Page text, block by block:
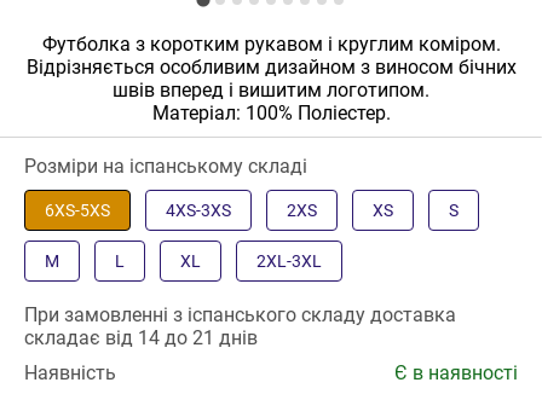
Футболка з коротким рукавом і круглим коміром.
Відрізняється особливим дизайном з виносом бічних
швів вперед і вишитим логотипом.
Матеріал: 100% Поліестер.
Розміри на іспанському складі
6XS-5XS 4XS-3XS 2XS XS S
M L XL 2XL-3XL
При замовленні з іспанського складу доставка
складає від 14 до 21 днів
Наявність
Є в наявності